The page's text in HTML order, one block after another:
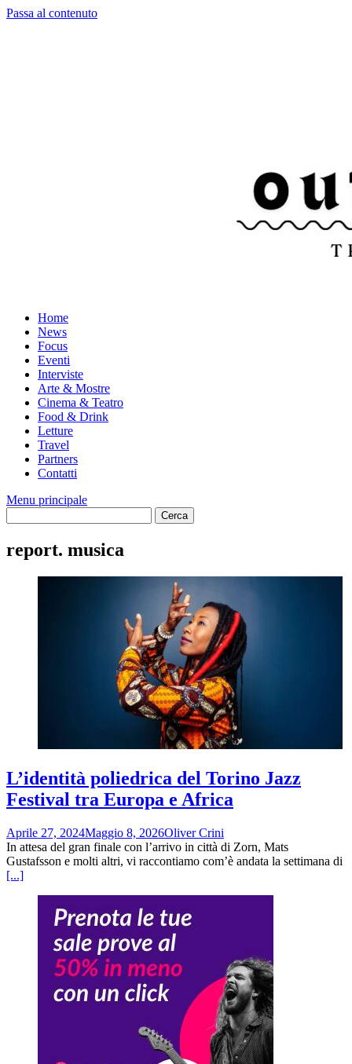
Passa al contenuto
Home
News
Focus
Eventi
Interviste
Arte & Mostre
Cinema & Teatro
Food & Drink
Letture
Travel
Partners
Contatti
Menu principale
report. musica
L’identità poliedrica del Torino Jazz
Festival tra Europa e Africa
Aprile 27, 2024Maggio 8, 2026Oliver Crini
In attesa del gran finale con l’arrivo in città di Zorn, Mats
Gustafsson e molti altri, vi raccontiamo com’è andata la settimana di
[...]